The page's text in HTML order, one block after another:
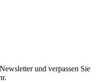
und verpassen Sie